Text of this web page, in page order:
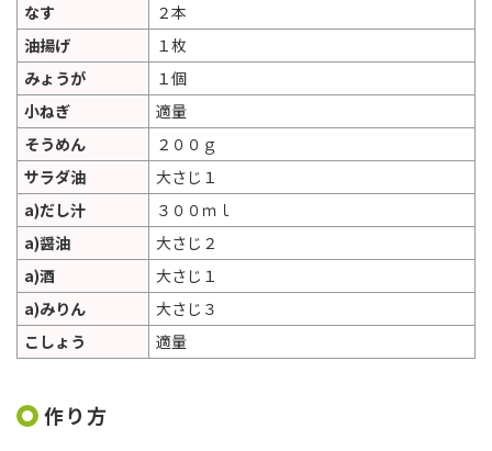
なす
２本
油揚げ
１枚
みょうが
１個
小ねぎ
適量
そうめん
２００ｇ
サラダ油
大さじ１
a)だし汁
３００ｍｌ
a)醤油
大さじ２
a)酒
大さじ１
a)みりん
大さじ３
こしょう
適量
作り方